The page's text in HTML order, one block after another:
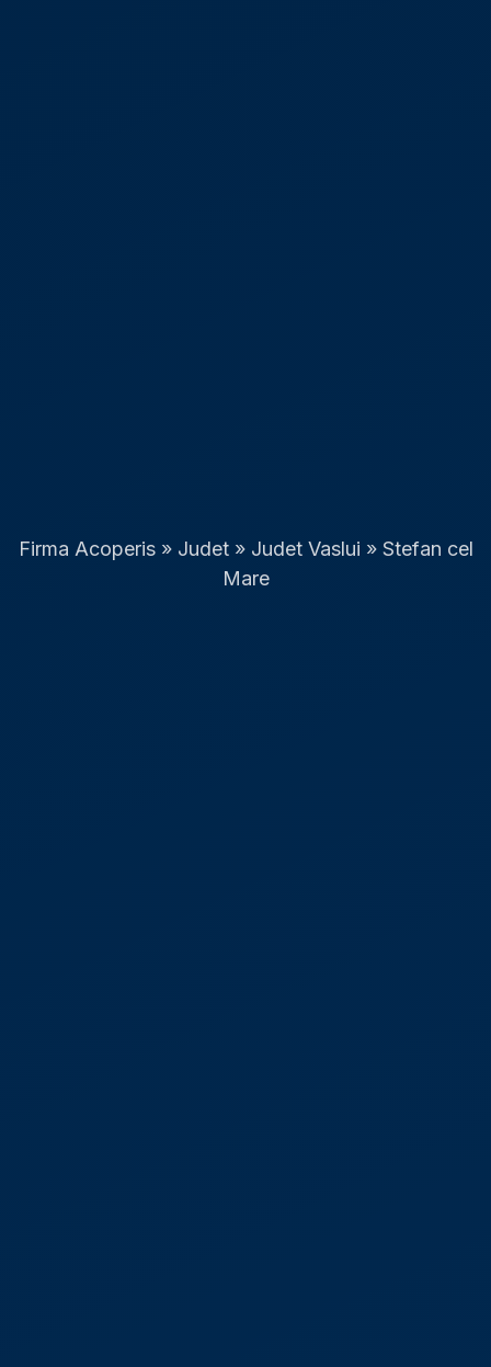
Firma Acoperis» Judet» Judet Vaslui » Stefan cel
Mare